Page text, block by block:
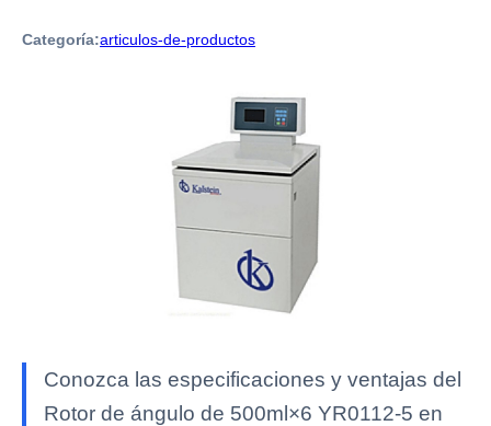
Categoría:articulos-de-productos
Conozca las especificaciones y ventajas del
Rotor de ángulo de 500ml×6 YR0112-5 en